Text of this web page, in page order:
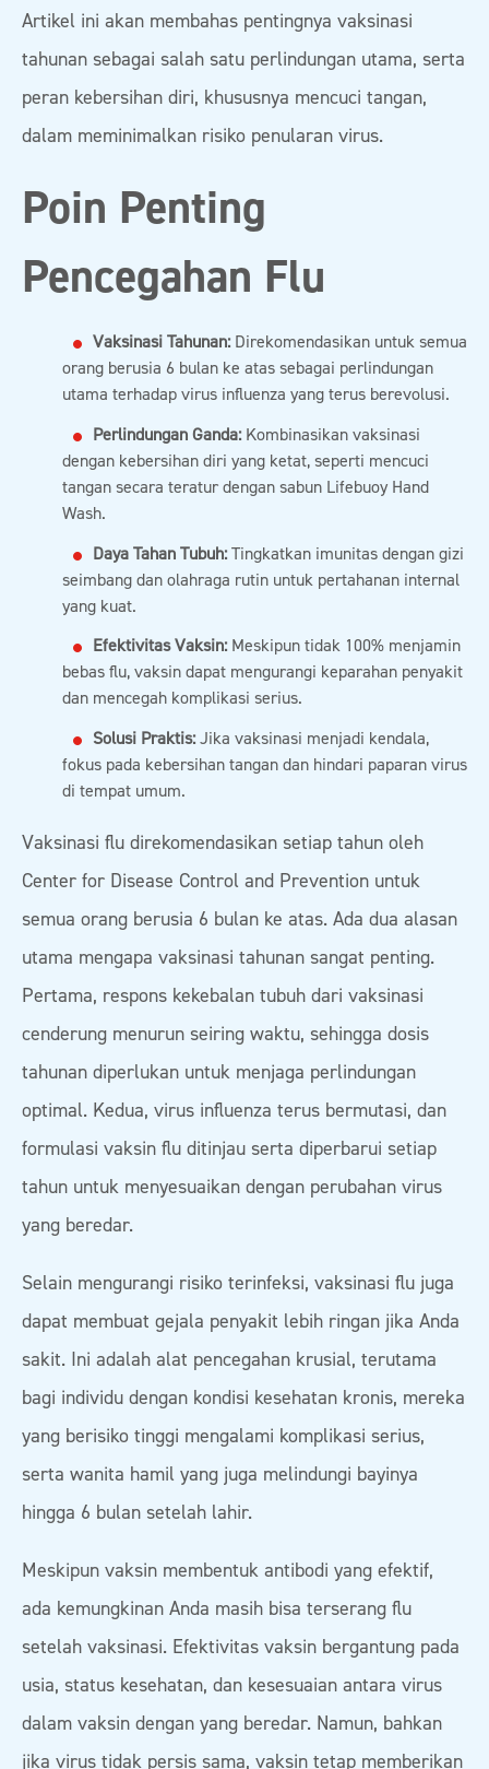
Artikel ini akan membahas pentingnya vaksinasi
tahunan sebagai salah satu perlindungan utama, serta
peran kebersihan diri, khususnya mencuci tangan,
dalam meminimalkan risiko penularan virus.
Poin Penting
Pencegahan Flu
Vaksinasi Tahunan:Direkomendasikan untuk semua
orang berusia 6 bulan ke atas sebagai perlindungan
utama terhadap virus influenza yang terus berevolusi.
Perlindungan Ganda:Kombinasikan vaksinasi
dengan kebersihan diri yang ketat, seperti mencuci
tangan secara teratur dengan sabun Lifebuoy Hand
Wash.
Daya Tahan Tubuh:Tingkatkan imunitas dengan gizi
seimbang dan olahraga rutin untuk pertahanan internal
yang kuat.
Efektivitas Vaksin:Meskipun tidak 100% menjamin
bebas flu, vaksin dapat mengurangi keparahan penyakit
dan mencegah komplikasi serius.
Solusi Praktis:Jika vaksinasi menjadi kendala,
fokus pada kebersihan tangan dan hindari paparan virus
di tempat umum.
Vaksinasi flu direkomendasikan setiap tahun oleh
Center for Disease Control and Prevention untuk
semua orang berusia 6 bulan ke atas. Ada dua alasan
utama mengapa vaksinasi tahunan sangat penting.
Pertama, respons kekebalan tubuh dari vaksinasi
cenderung menurun seiring waktu, sehingga dosis
tahunan diperlukan untuk menjaga perlindungan
optimal. Kedua, virus influenza terus bermutasi, dan
formulasi vaksin flu ditinjau serta diperbarui setiap
tahun untuk menyesuaikan dengan perubahan virus
yang beredar.
Selain mengurangi risiko terinfeksi, vaksinasi flu juga
dapat membuat gejala penyakit lebih ringan jika Anda
sakit. Ini adalah alat pencegahan krusial, terutama
bagi individu dengan kondisi kesehatan kronis, mereka
yang berisiko tinggi mengalami komplikasi serius,
serta wanita hamil yang juga melindungi bayinya
hingga 6 bulan setelah lahir.
Meskipun vaksin membentuk antibodi yang efektif,
ada kemungkinan Anda masih bisa terserang flu
setelah vaksinasi. Efektivitas vaksin bergantung pada
usia, status kesehatan, dan kesesuaian antara virus
dalam vaksin dengan yang beredar. Namun, bahkan
jika virus tidak persis sama, vaksin tetap memberikan